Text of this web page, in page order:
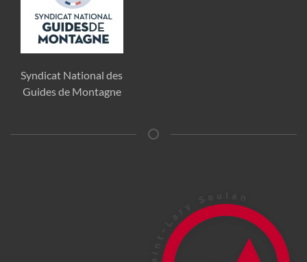
Syndicat National des
Guides de Montagne